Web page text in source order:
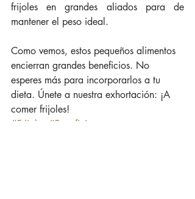
frijoles en grandes aliados para de
mantener el peso ideal.
Como vemos, estos pequeños alimentos
encierran grandes beneficios. No
esperes más para incorporarlos a tu
dieta. Únete a nuestra exhortación: ¡A
comer frijoles!
#Frijoles
#Beneficios